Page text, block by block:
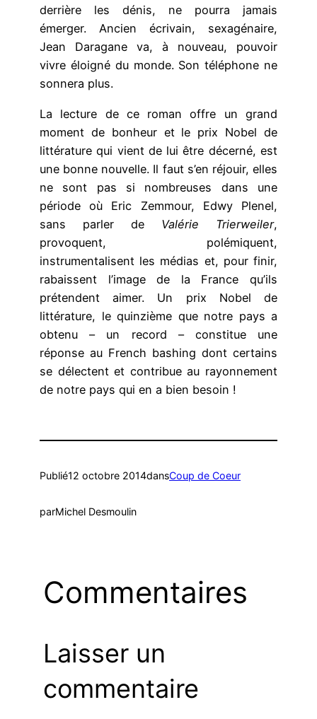
derrière les dénis, ne pourra jamais
émerger. Ancien écrivain, sexagénaire,
Jean Daragane va, à nouveau, pouvoir
vivre éloigné du monde. Son téléphone ne
sonnera plus.
La lecture de ce roman offre un grand
moment de bonheur et le prix Nobel de
littérature qui vient de lui être décerné, est
une bonne nouvelle. Il faut s’en réjouir, elles
ne sont pas si nombreuses dans une
période où Eric Zemmour, Edwy Plenel,
sans parler de Valérie Trierweiler,
provoquent, polémiquent,
instrumentalisent les médias et, pour finir,
rabaissent l’image de la France qu’ils
prétendent aimer. Un prix Nobel de
littérature, le quinzième que notre pays a
obtenu – un record – constitue une
réponse au French bashing dont certains
se délectent et contribue au rayonnement
de notre pays qui en a bien besoin !
Publié12 octobre 2014dansCoup de Coeur
parMichel Desmoulin
Commentaires
Laisser un
commentaire